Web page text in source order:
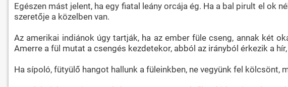
Egészen mást jelent, ha egy fiatal leány orcája ég. Ha a bal pirult el ok
szeretője a közelben van.
Az amerikai indiánok úgy tartják, ha az ember füle cseng, annak két
Amerre a fül mutat a csengés kezdetekor, abból az irányból érkezik a
Ha sípoló, fütyülő hangot hallunk a füleinkben, ne vegyünk fel